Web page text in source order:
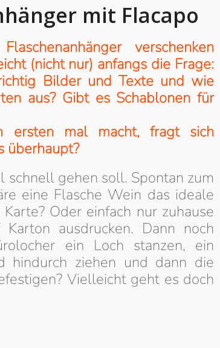
mit Flacapo
verschenken
(nicht nur) anfangs die Frage:
Bilder und Texte und wie
aus? Gibt es Schablonen für
mal macht, fragt sich
überhaupt?
schnell gehen soll. Spontan zum
eine Flasche Wein das ideale
Oder einfach nur zuhause
ausdrucken. Dann noch
ein Loch stanzen, ein
hindurch ziehen und dann die
Vielleicht geht es doch